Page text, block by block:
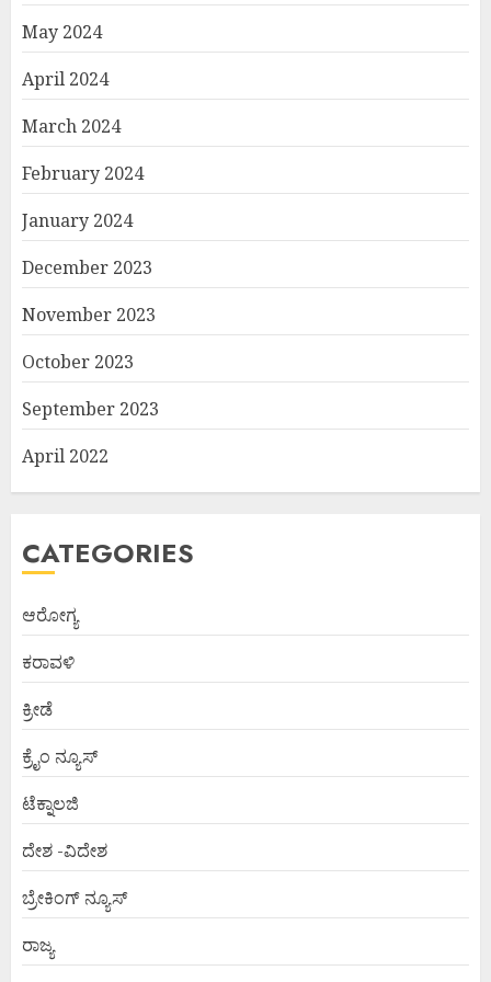
May 2024
April 2024
March 2024
February 2024
January 2024
December 2023
November 2023
October 2023
September 2023
April 2022
CATEGORIES
ಆರೋಗ್ಯ
ಕರಾವಳಿ
ಕ್ರೀಡೆ
ಕ್ರೈಂ ನ್ಯೂಸ್
ಟೆಕ್ನಾಲಜಿ
ದೇಶ -ವಿದೇಶ
ಬ್ರೇಕಿಂಗ್ ನ್ಯೂಸ್
ರಾಜ್ಯ